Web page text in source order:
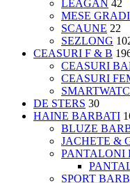
LEAGAN 42
MESE
SCAUNE 22
SEZLONG
CEASURI F & B
CEASURI
CEASURI
DE STERS 30
HAINE BARBATI
BLUZE
JACHETE &
PANTALONI
SPORT